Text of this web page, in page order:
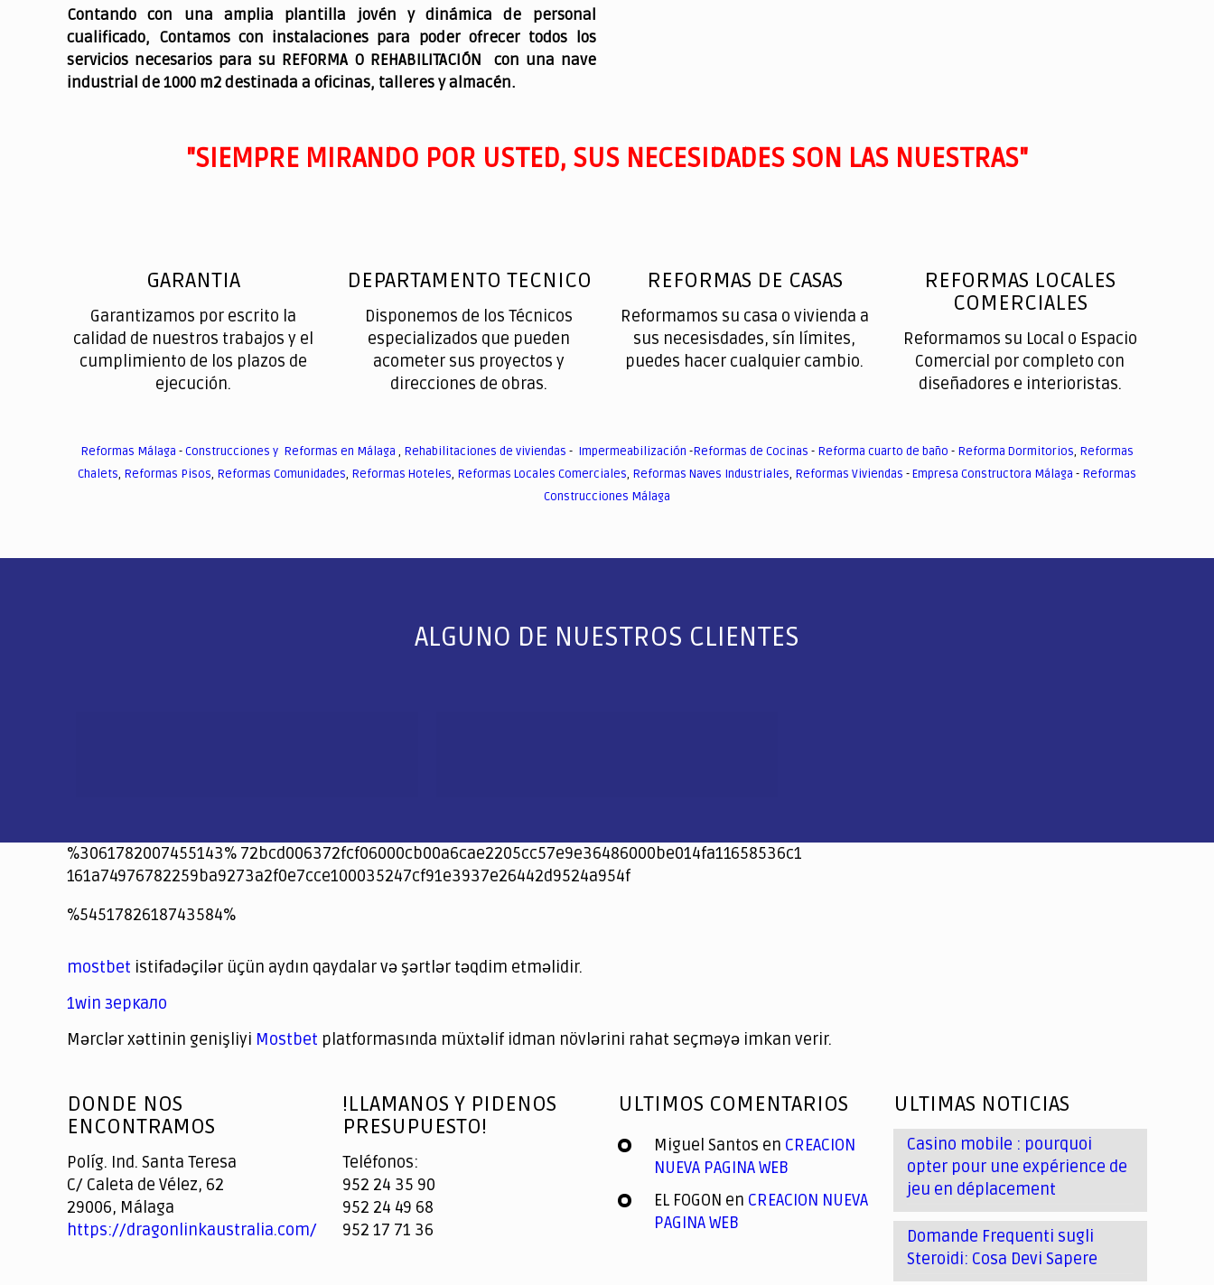
Contando con una amplia plantilla jovén y dinámica de personal
cualificado, Contamos con instalaciones para poder ofrecer todos los
servicios necesarios para su REFORMA O REHABILITACIÓN con una nave
industrial de 1000 m2 destinada a oficinas, talleres y almacén.
"SIEMPRE MIRANDO POR USTED, SUS NECESIDADES SON LAS NUESTRAS"
GARANTIA
Garantizamos por escrito la
calidad de nuestros trabajos y el
cumplimiento de los plazos de
ejecución.
DEPARTAMENTO TECNICO
Disponemos de los Técnicos
especializados que pueden
acometer sus proyectos y
direcciones de obras.
REFORMAS DE CASAS
Reformamos su casa o vivienda a
sus necesisdades, sín límites,
puedes hacer cualquier cambio.
REFORMAS LOCALES
COMERCIALES
Reformamos su Local o Espacio
Comercial por completo con
diseñadores e interioristas.
Reformas Málaga -Construcciones y Reformas en Málaga , Rehabilitaciones de viviendas - Impermeabilización -Reformas de Cocinas - Reforma cuarto de baño - Reforma Dormitorios, Reformas
Chalets, Reformas Pisos, Reformas Comunidades, Reformas Hoteles, Reformas Locales Comerciales, Reformas Naves Industriales, Reformas Viviendas -Empresa Constructora Málaga - Reformas
Construcciones Málaga
ALGUNO DE NUESTROS CLIENTES
%3061782007455143% 72bcd006372fcf06000cb00a6cae2205cc57e9e36486000be014fa11658536c1
161a74976782259ba9273a2f0e7cce100035247cf91e3937e26442d9524a954f
jeetcity
1xbet
jeet city casino
%5451782618743584%
spintiger
Avabet
Spinrise
Crown Green
Crowngreen casino login
슈가 러쉬1000 슬롯
crazy time casino online
1xcasinozambia.com
codingworldnews.com
parimatch.kr
winorio
winorio casino
winorio
mostbet istifadəçilər üçün aydın qaydalar və şərtlər təqdim etməlidir.
1win зеркало
Mərclər xəttinin genişliyi Mostbet platformasında müxtəlif idman növlərini rahat seçməyə imkan verir.
of
Casino
DONDE NOS
ENCONTRAMOS
Políg. Ind. Santa Teresa
C/ Caleta de Vélez, 62
29006, Málaga
https://dragonlinkaustralia.com/
!LLAMANOS Y PIDENOS
PRESUPUESTO!
Teléfonos:
952 24 35 90
952 24 49 68
952 17 71 36
ULTIMOS COMENTARIOS
Miguel Santos en CREACION
NUEVA PAGINA WEB
EL FOGON en CREACION NUEVA
PAGINA WEB
ULTIMAS NOTICIAS
Casino mobile : pourquoi
opter pour une expérience de
jeu en déplacement
Domande Frequenti sugli
Steroidi: Cosa Devi Sapere